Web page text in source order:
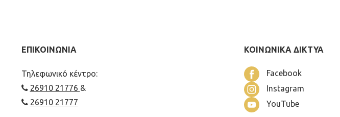
ΕΠΙΚΟΙΝΩΝΙΑ
Τηλεφωνικό κέντρο:
26910 21776 &
26910 21777
ΚΟΙΝΩΝΙΚΑ ΔΙΚΤΥΑ
Facebook
Instagram
YouTube